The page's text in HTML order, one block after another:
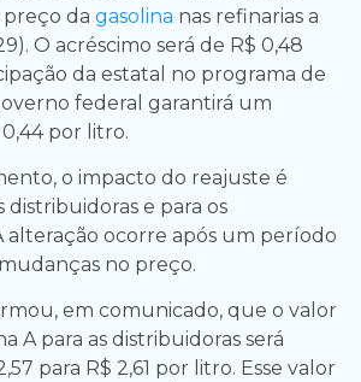
da gasolina nas refinarias a
O acréscimo será de R$ 0,48
da estatal no programa de
federal garantirá um
por litro.
o impacto do reajuste é
distribuidoras e para os
alteração ocorre após um período
no preço.
em comunicado, que o valor
A para as distribuidoras será
para R$ 2,61 por litro. Esse valor